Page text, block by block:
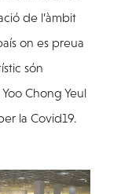
de l’àmbit
on es preua
són
Chong Yeul
la Covid19.